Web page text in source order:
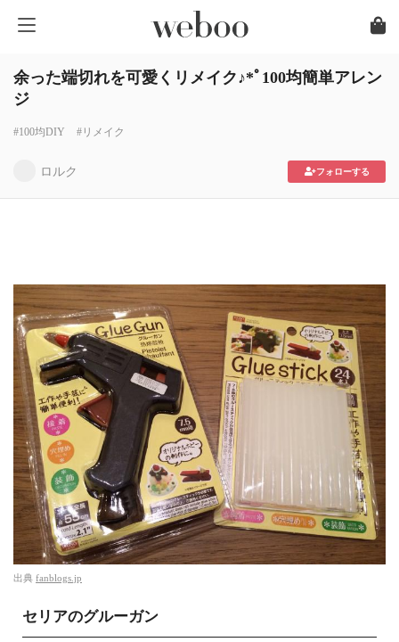
余った端切れを可愛くリメイク♪*ﾟ100均簡単アレン
ジ
#100均DIY #リメイク
ロルク フォローする
出典 fanblogs.jp
セリアのグルーガン